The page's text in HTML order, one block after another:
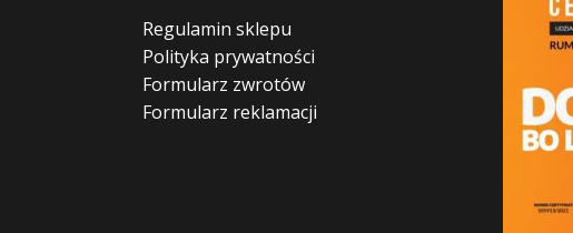
Regulamin sklepu
Polityka prywatności
Formularz zwrotów
Formularz reklamacji